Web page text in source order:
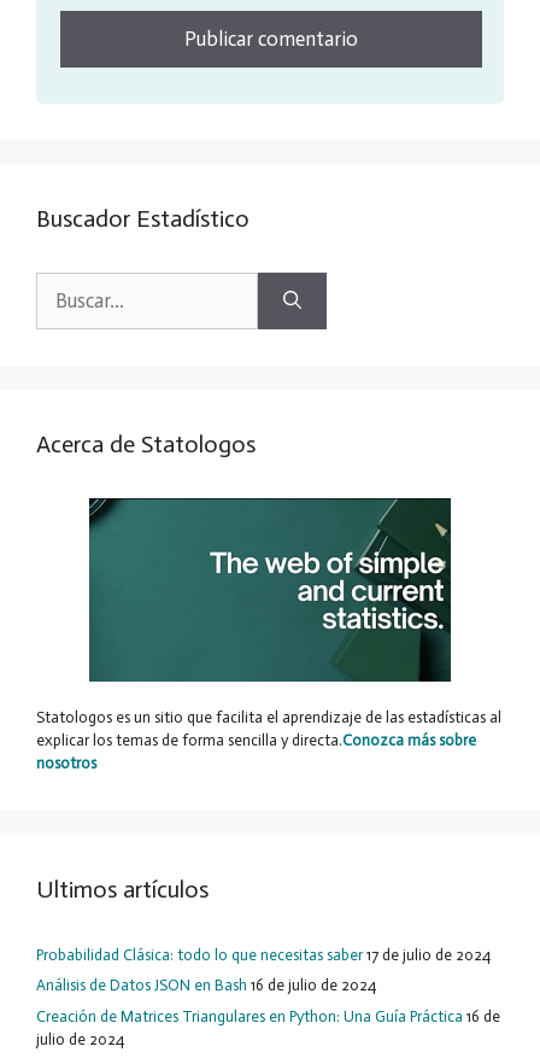
Buscador Estadístico
Acerca de Statologos
Statologos es un sitio que facilita el aprendizaje de las estadísticas al
explicar los temas de forma sencilla y directa.Conozca más sobre
nosotros
Ultimos artículos
Probabilidad Clásica: todo lo que necesitas saber 17 de julio de 2024
Análisis de Datos JSON en Bash 16 de julio de 2024
Creación de Matrices Triangulares en Python: Una Guía Práctica 16 de
julio de 2024